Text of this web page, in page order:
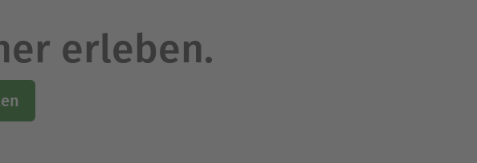
erleben.